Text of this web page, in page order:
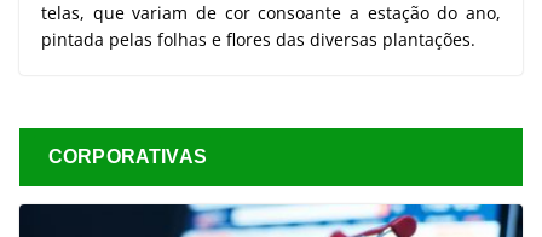
telas, que variam de cor consoante a estação do ano,
pintada pelas folhas e flores das diversas plantações.
CORPORATIVAS